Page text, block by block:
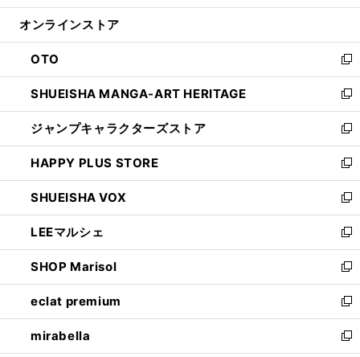
開
ン
ウ
で
開
く
ウ
ン
ド
ウ
で
開
く
オンラインストア
OTO
新
し
い
ウ
ィ
ン
ド
ウ
で
開
く
SHUEISHA MANGA-ART HERITAGE
新
し
い
ウ
ィ
ン
ド
ウ
で
開
く
ジャンプキャラクターズストア
新
し
い
ウ
ィ
ン
ド
ウ
で
開
く
HAPPY PLUS STORE
新
し
い
ウ
ィ
ン
ド
ウ
で
開
く
SHUEISHA VOX
新
し
い
ウ
ィ
ン
ド
ウ
で
開
LEEマルシェ
新
し
い
ウ
ィ
ン
ド
ウ
SHOP Marisol
新
し
い
ウ
ィ
eclat premium
新
し
い
mirabella
新